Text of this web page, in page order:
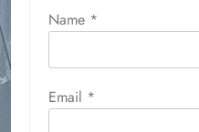
Name *
Email *